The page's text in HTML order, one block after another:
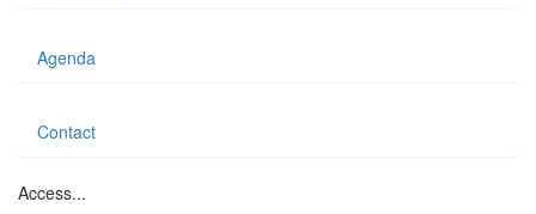
Agenda
Contact
Access...